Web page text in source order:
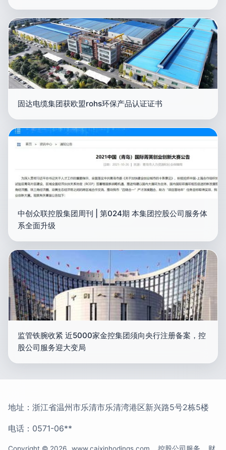
固达电缆集团获欧盟rohs环保产品认证证书
中创众联控股集团周刊 | 第024期 本集团控股公司服务体
系全面升级
监管铁腕收紧 近5000家金控集团须向央行注册备案，控
股公司服务迎大变局
地址：浙江省温州市乐清市乐清湾港区新兴路5号2栋5楼
电话：0571-06**